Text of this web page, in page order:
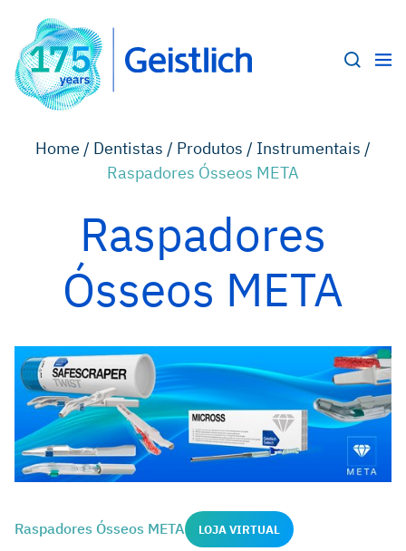
Home / Dentistas / Produtos / Instrumentais /
Raspadores Ósseos META
Raspadores
Ósseos META
Raspadores Ósseos META LOJA VIRTUAL